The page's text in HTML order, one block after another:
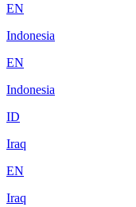
EN
Indonesia
EN
Indonesia
ID
Iraq
EN
Iraq